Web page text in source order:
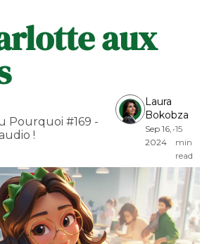
aux
Pourquoi #169 -
!
Laura
Bokobza
Sep 16,
2024
•15
min
read